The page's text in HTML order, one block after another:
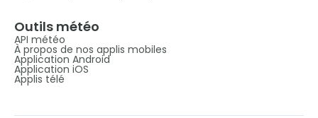
Outils météo
API météo
À propos de nos applis mobiles
Application Android
Application iOS
Applis télé